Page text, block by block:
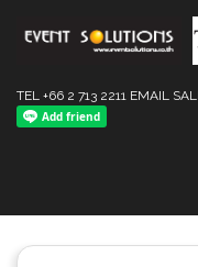
TEL +66 2 713 2211 EMAIL